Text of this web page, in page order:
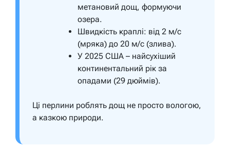
метановий дощ, формуючи
озера.
Швидкість краплі: від 2 м/с
(мряка) до 20 м/с (злива).
У 2025 США – найсухіший
континентальний рік за
опадами (29 дюймів).
Ці перлини роблять дощ не просто вологою,
а казкою природи.